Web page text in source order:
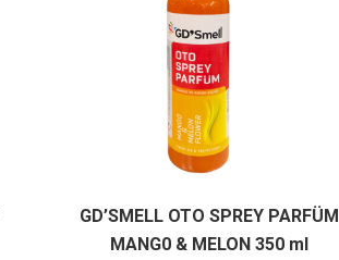
GD’SMELL OTO SPREY PARFÜM
MANG0 & MELON 350 ml